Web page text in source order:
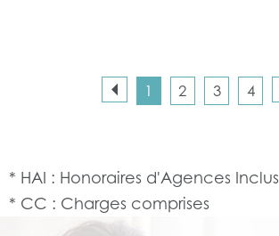
1 2 3 4
* HAI : Honoraires d'Agences Inclus
* CC : Charges comprises